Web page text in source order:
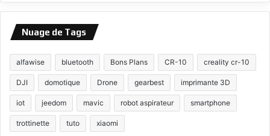
Nuage de Tags
alfawise bluetooth Bons Plans CR-10 creality cr-10
DJI domotique Drone gearbest imprimante 3D
iot jeedom mavic robot aspirateur smartphone
trottinette tuto xiaomi